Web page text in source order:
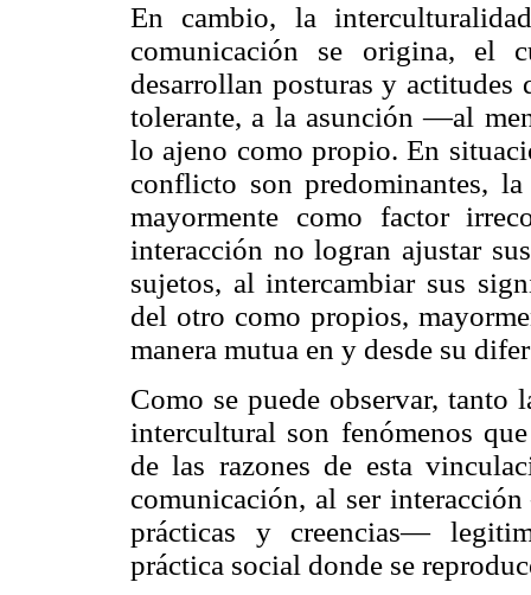
En cambio, la
comunicación se origina, el
desarrollan posturas y actitudes
tolerante, a la asunción —al
lo ajeno como propio. En
conflicto son predominantes,
mayormente como factor
interacción no logran ajustar
sujetos, al intercambiar sus
del otro como propios,
manera mutua en y desde su
Como se puede observar,
intercultural son fenómenos
de las razones de esta
comunicación, al ser
prácticas y creencias—
práctica social donde se